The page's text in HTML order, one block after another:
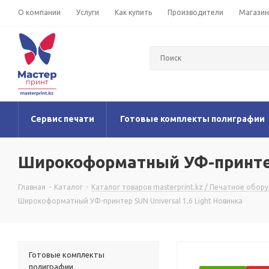
О компании Услуги Как купить Производители
Сервис печати Готовые комплекты полиграфии
Широкоформатный УФ-
Главная - Каталог - Каталог товаров masterprint.kz / Печатное
Широкоформатный УФ-принтер SUN Universal 1,6 Light Новинка
Готовые комплекты
полиграфии